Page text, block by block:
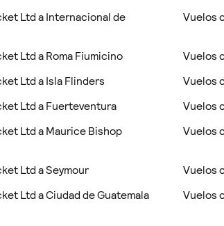
Ltd a Internacional de
Vuelos
Ltd a Roma Fiumicino
Vuelos
Ltd a Isla Flinders
Vuelos
Ltd a Fuerteventura
Vuelos
Ltd a Maurice Bishop
Vuelos
Ltd a Seymour Vuelos
Ltd a Ciudad de Guatemala
Vuelos